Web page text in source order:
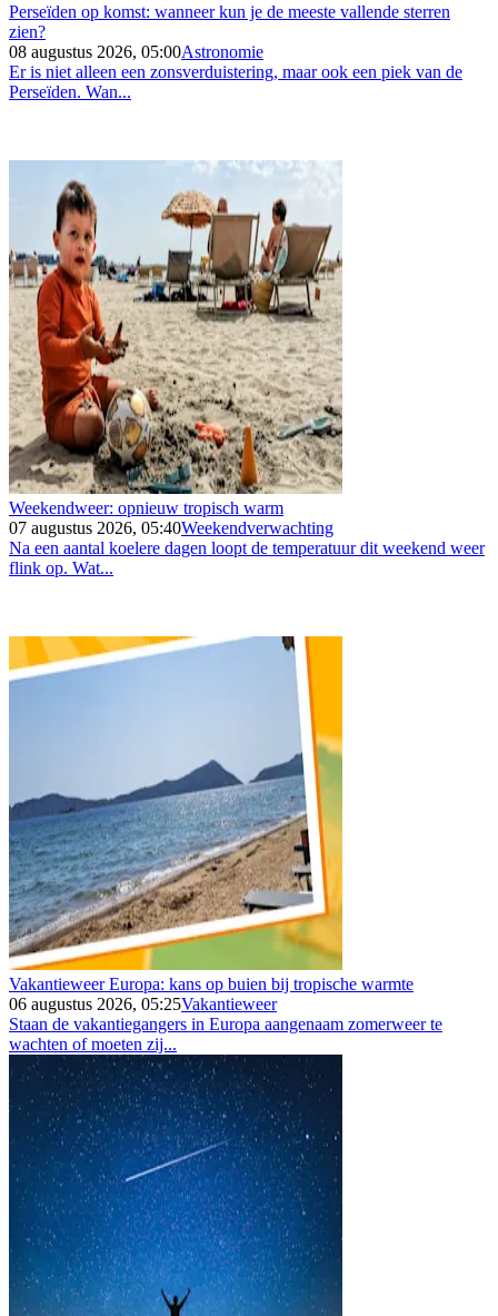
Perseïden op komst: wanneer kun je de meeste vallende sterren
zien?
08 augustus 2026, 05:00Astronomie
Er is niet alleen een zonsverduistering, maar ook een piek van de
Perseïden. Wan...
Weekendweer: opnieuw tropisch warm
07 augustus 2026, 05:40Weekendverwachting
Na een aantal koelere dagen loopt de temperatuur dit weekend weer
flink op. Wat...
Vakantieweer Europa: kans op buien bij tropische warmte
06 augustus 2026, 05:25Vakantieweer
Staan de vakantiegangers in Europa aangenaam zomerweer te
wachten of moeten zij...